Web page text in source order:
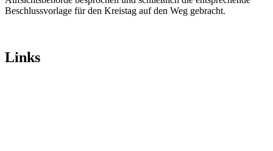
Beschlussvorlage für den Kreistag auf den Weg gebracht.
Links